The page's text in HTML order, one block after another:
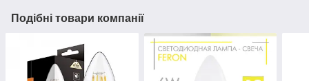
Подібні товари компанії